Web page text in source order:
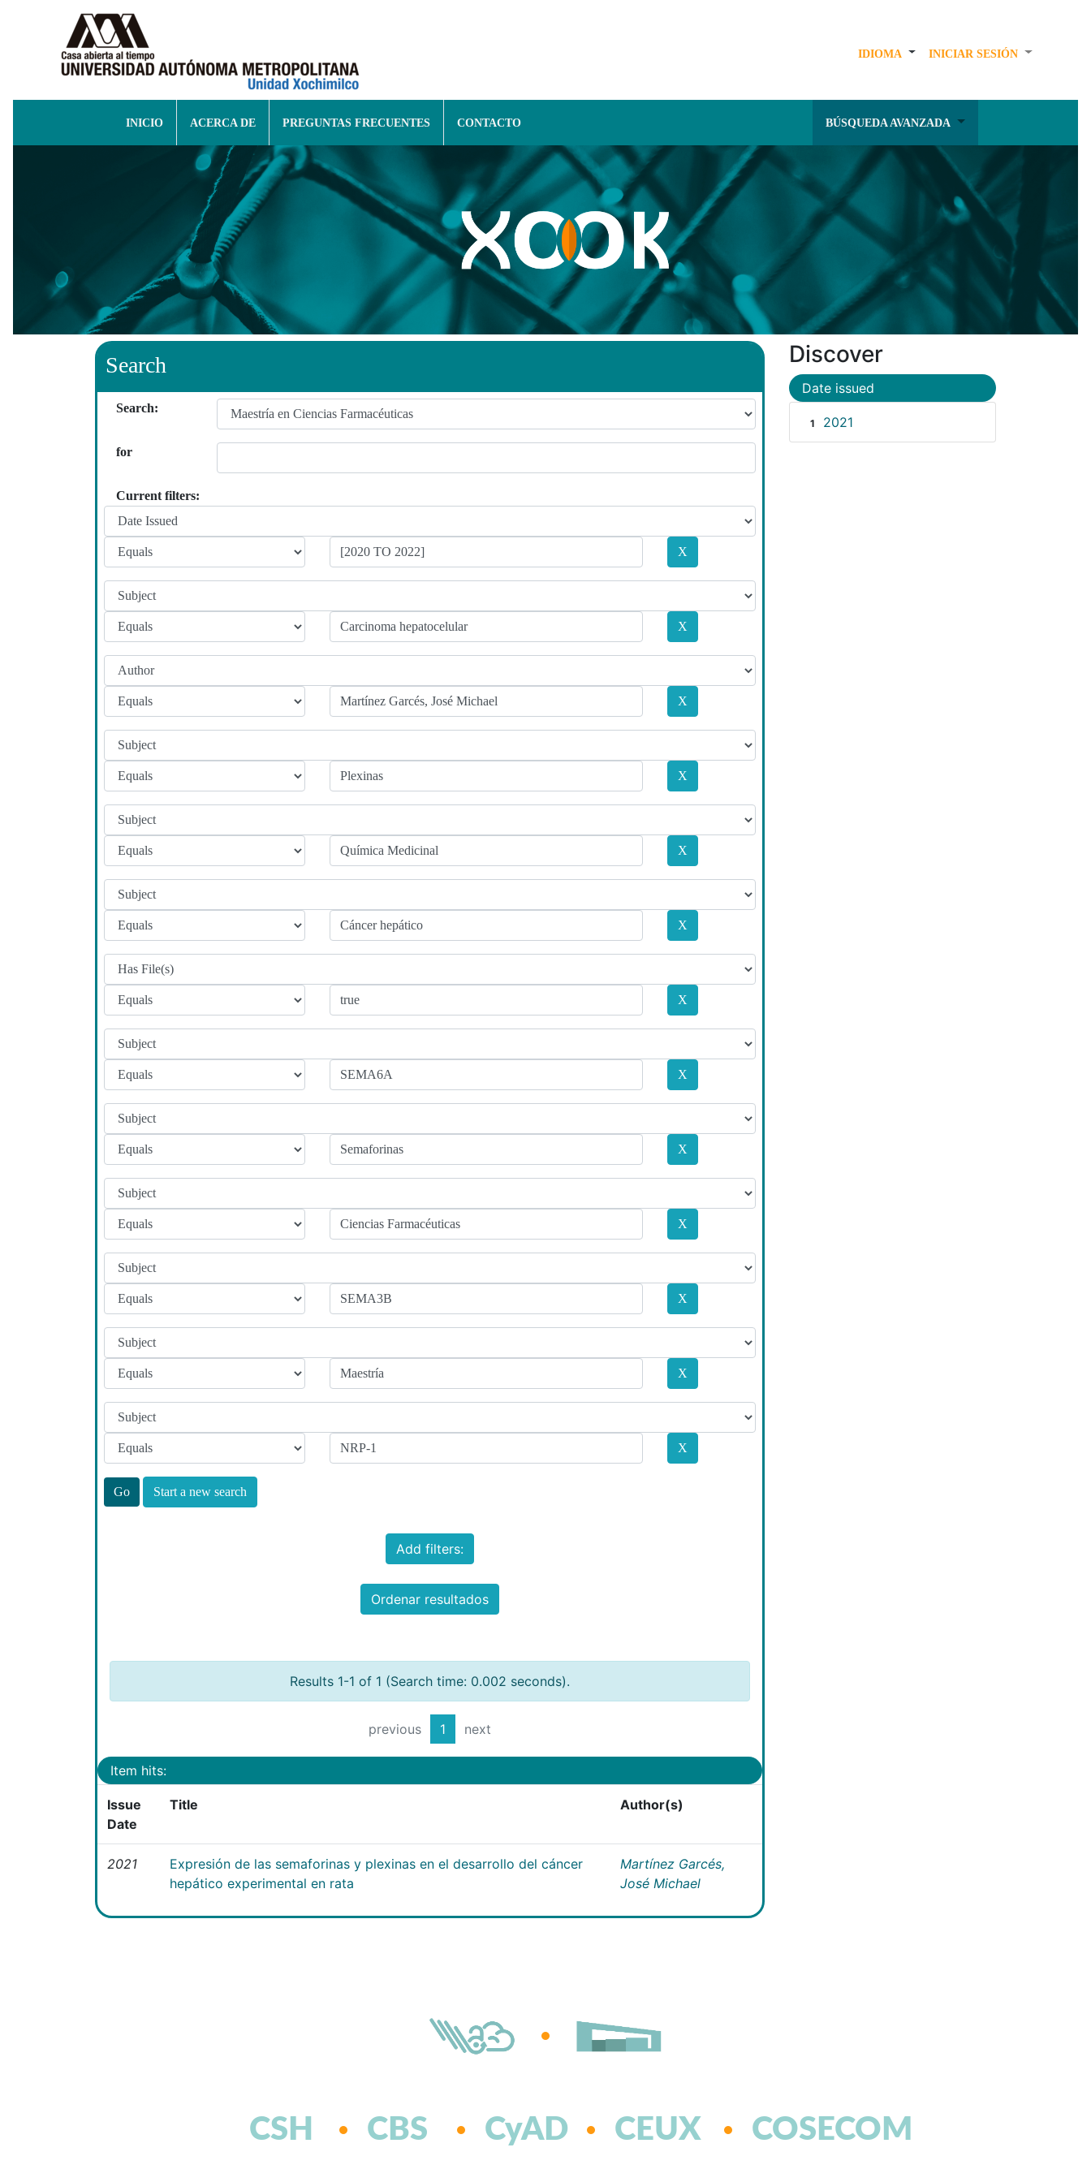
IDIOMA INICIAR SESIÓN
INICIO ACERCA DE PREGUNTAS FRECUENTES CONTACTO BÚSQUEDA AVANZADA
Search
Search:
for
Current filters:
Start a new search
Add filters:
Ordenar resultados
Results 1-1 of 1 (Search time: 0.002 seconds).
previous 1 next
Item hits:
Issue
Date
Title Author(s)
2021
Expresión de las semaforinas y plexinas en el desarrollo del cáncer
hepático experimental en rata
Martínez Garcés,
José Michael
Discover
Date issued
1 2021
CSH CBS CyAD CEUX COSECOM